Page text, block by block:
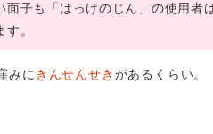
面子も「はっけのじん」の使用者
。
みに きんせんせき があるくらい。